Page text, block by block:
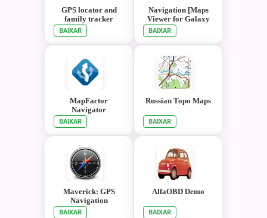
GPS locator and
family tracker
BAIXAR
Navigation [Maps
Viewer for Galaxy
smart watches]
BAIXAR
MapFactor
Navigator
BAIXAR
Russian Topo Maps
BAIXAR
Maverick: GPS
Navigation
BAIXAR
AlfaOBD Demo
BAIXAR